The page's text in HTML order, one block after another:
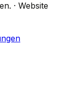
· Website